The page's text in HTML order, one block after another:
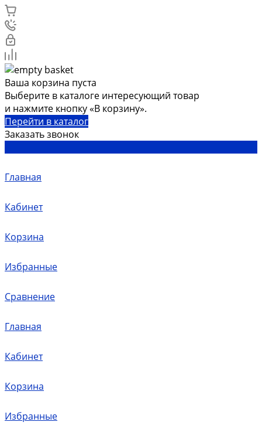
Ваша корзина пуста
Выберите в каталоге интересующий товар
и нажмите кнопку «В корзину».
Перейти в каталог
Заказать звонок
Главная
Кабинет
Корзина
Избранные
Сравнение
Главная
Кабинет
Корзина
Избранные